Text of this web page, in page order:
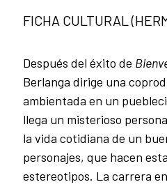
FICHA CULTURAL
Después del éxito de
Berlanga dirige una
ambientada en un
llega un misterioso
la vida cotidiana de un
personajes, que hacen
estereotipos. La carrera